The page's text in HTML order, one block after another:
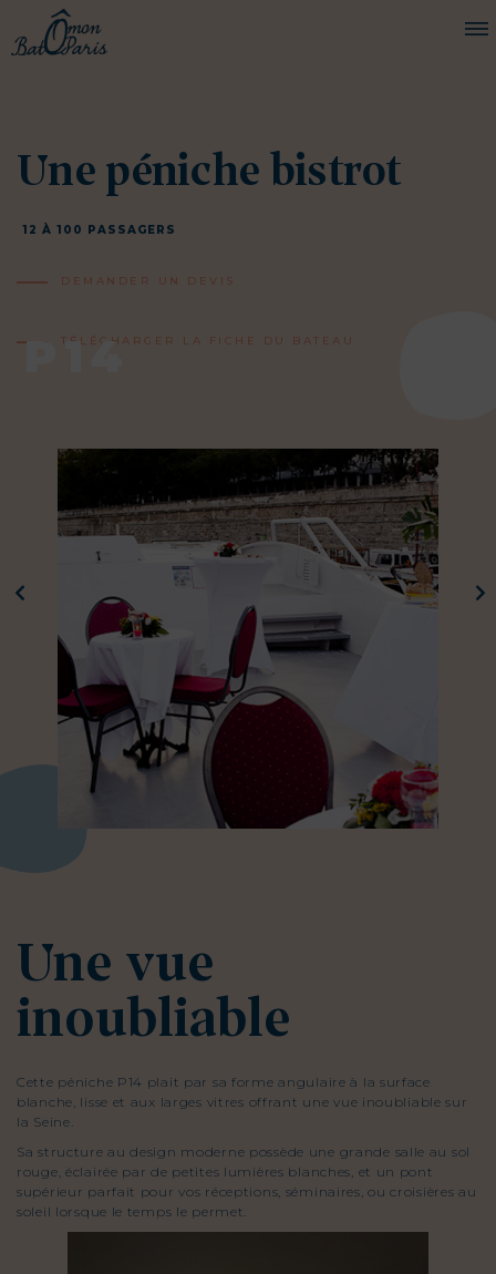
CROISIÈRES
JOURNAL DE BORD
DEMANDER UN DEVIS
P14
Une péniche bistrot
12 À 100 PASSAGERS
DEMANDER UN DEVIS
TÉLÉCHARGER LA FICHE DU BATEAU
Une vue
inoubliable
Cette péniche P14 plait par sa forme angulaire à la surface
blanche, lisse et aux larges vitres offrant une vue inoubliable sur
la Seine.
Sa structure au design moderne possède une grande salle au sol
rouge, éclairée par de petites lumières blanches, et un pont
supérieur parfait pour vos réceptions, séminaires, ou croisières au
soleil lorsque le temps le permet.